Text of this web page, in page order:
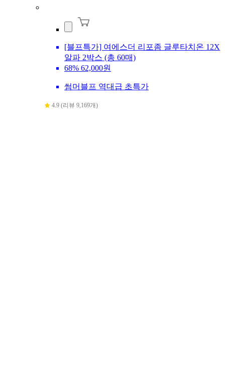
[블프특가] 여에스더 리포좀 글루타치온 12X
알파 2박스 (총 60매)
68% 62,000원
썸머블프 역대급 초특가
4.9 (리뷰 9,169개)